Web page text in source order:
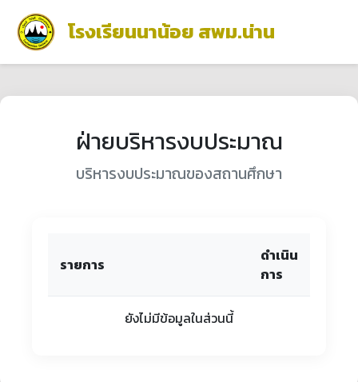
โรงเรียนนาน้อย สพม.น่าน
ฝ่ายบริหารงบประมาณ
บริหารงบประมาณของสถานศึกษา
รายการ
ดำเนิน
การ
ยังไม่มีข้อมูลในส่วนนี้